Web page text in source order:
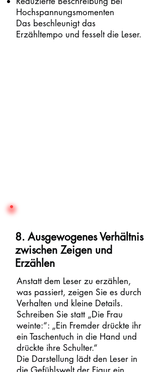
Hochspannungsmomenten
Das beschleunigt das
Erzähltempo und fesselt die Leser.
8. Ausgewogenes Verhältnis
zwischen Zeigen und
Erzählen
Anstatt dem Leser zu erzählen,
was passiert, zeigen Sie es durch
Verhalten und kleine Details.
Schreiben Sie statt „Die Frau
weinte:“: „Ein Fremder drückte ihr
ein Taschentuch in die Hand und
drückte ihre Schulter.“
Die Darstellung lädt den Leser in